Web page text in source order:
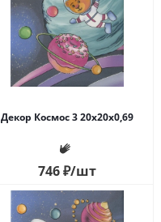
Декор Космос 3 20x20x0,69
746₽/шт